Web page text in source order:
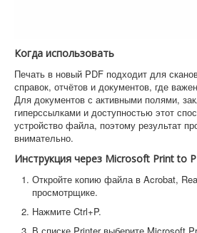
Когда использовать
Печать в новый PDF подходит для
справок, отчётов и документов, где
Для документов с активными полями,
гиперссылками и доступностью этот
устройство файла, поэтому результат
внимательно.
Инструкция через Microsoft Print to
Откройте копию файла в Acrobat,
просмотрщике.
Нажмите Ctrl+P.
В списке Printer выберите Microsoft